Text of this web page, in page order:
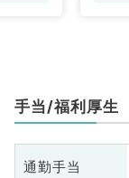
手当/福利厚生
通勤手当